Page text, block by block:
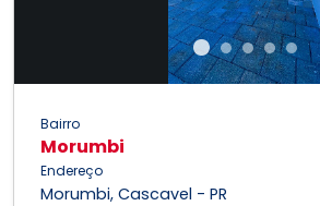
Bairro
Morumbi
Endereço
Morumbi, Cascavel - PR